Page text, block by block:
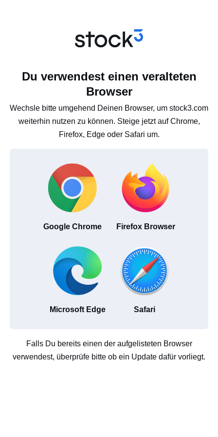
Du verwendest einen veralteten
Browser
Wechsle bitte umgehend Deinen Browser, um stock3.com
weiterhin nutzen zu können. Steige jetzt auf Chrome,
Firefox, Edge oder Safari um.
Google Chrome Firefox Browser
Microsoft Edge Safari
Falls Du bereits einen der aufgelisteten Browser
verwendest, überprüfe bitte ob ein Update dafür vorliegt.